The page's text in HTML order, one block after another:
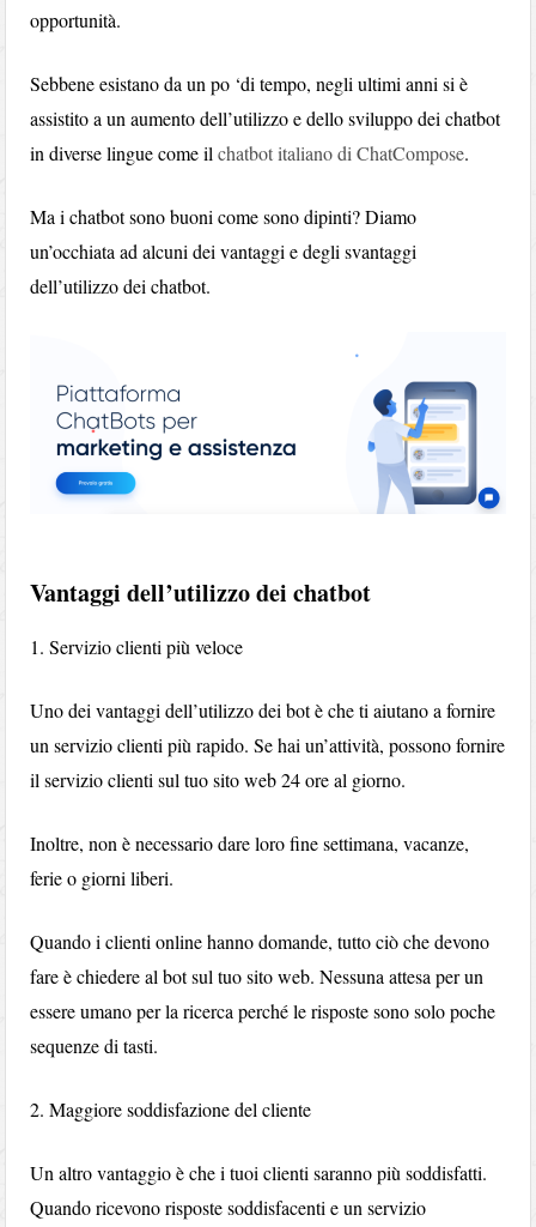
opportunità.
Sebbene esistano da un po ‘di tempo, negli ultimi anni si è
assistito a un aumento dell’utilizzo e dello sviluppo dei chatbot
in diverse lingue come ilchatbot italiano di ChatCompose.
Ma i chatbot sono buoni come sono dipinti? Diamo
un’occhiata ad alcuni dei vantaggi e degli svantaggi
dell’utilizzo dei chatbot.
Vantaggi dell’utilizzo dei chatbot
1. Servizio clienti più veloce
Uno dei vantaggi dell’utilizzo dei bot è che ti aiutano a fornire
un servizio clienti più rapido. Se hai un’attività, possono fornire
il servizio clienti sul tuo sito web 24 ore al giorno.
Inoltre, non è necessario dare loro fine settimana, vacanze,
ferie o giorni liberi.
Quando i clienti online hanno domande, tutto ciò che devono
fare è chiedere al bot sul tuo sito web. Nessuna attesa per un
essere umano per la ricerca perché le risposte sono solo poche
sequenze di tasti.
2. Maggiore soddisfazione del cliente
Un altro vantaggio è che i tuoi clienti saranno più soddisfatti.
Quando ricevono risposte soddisfacenti e un servizio